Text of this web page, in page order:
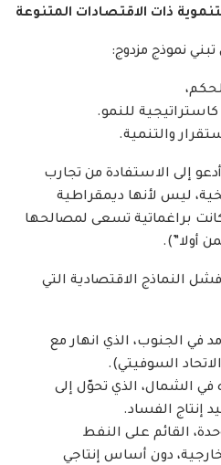
ذات الاقتصادات المتنوعة
نموذج مزدوج:
للنمو.
والتنمية.
أدعو إلى الاستفادة من تجارب
ليس لأنها ديمقراطية
كانت براغماتية تسعى لمصالحها
أولا”).
النماذج الاقتصادية التي
في الجنوب، الذي انهار مع
السوفيتي).
الشمال، الذي تحوّل إلى
إنتاج الفساد.
القائم على النفط
دون أساس إنتاجي